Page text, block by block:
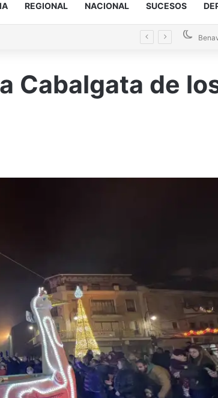
REGIONAL NACIONAL SUCESOS
Cabalgata de